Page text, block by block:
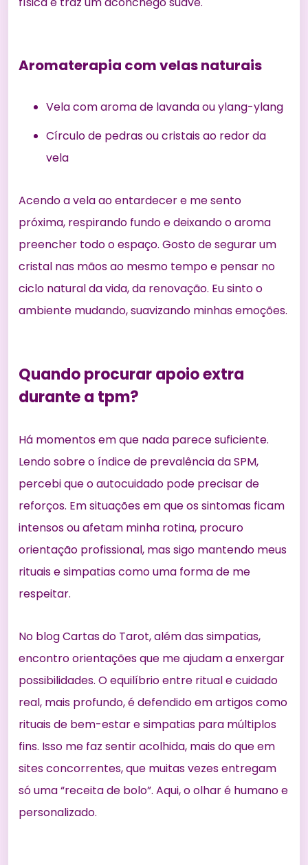
Aromaterapia com velas naturais
Vela com aroma de lavanda ou ylang-ylang
Círculo de pedras ou cristais ao redor da
vela
Acendo a vela ao entardecer e me sento
próxima, respirando fundo e deixando o aroma
preencher todo o espaço. Gosto de segurar um
cristal nas mãos ao mesmo tempo e pensar no
ciclo natural da vida, da renovação. Eu sinto o
ambiente mudando, suavizando minhas emoções.
Quando procurar apoio extra
durante a tpm?
Há momentos em que nada parece suficiente.
Lendo sobre oíndice de prevalência da SPM,
percebi que o autocuidado pode precisar de
reforços. Em situações em que os sintomas ficam
intensos ou afetam minha rotina, procuro
orientação profissional, mas sigo mantendo meus
rituais e simpatias como uma forma de me
respeitar.
No blog Cartas do Tarot, além das simpatias,
encontro orientações que me ajudam a enxergar
possibilidades. O equilíbrio entre ritual e cuidado
real, mais profundo, é defendido em artigos como
rituais de bem-estaresimpatias para múltiplos
fins. Isso me faz sentir acolhida, mais do que em
sites concorrentes, que muitas vezes entregam
só uma “receita de bolo”. Aqui, o olhar é humano e
personalizado.